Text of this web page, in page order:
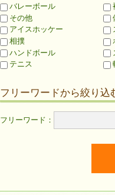
バレーボール
その他
アイスホッケー
相撲
ハンドボール
テニス
フリーワードから絞り込
フリーワード：